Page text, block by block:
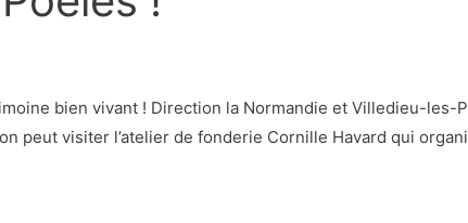
bien vivant ! Direction la Normandie et Villedieu-les-
peut visiter l’atelier de fonderie Cornille Havard qui